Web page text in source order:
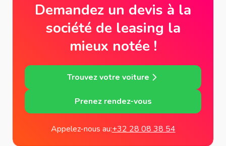
Demandez un devis à la
société de leasing la
mieux notée !
Trouvez votre voiture
Prenez rendez-vous
Appelez-nous au:+32 28 08 38 54